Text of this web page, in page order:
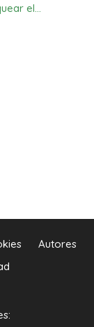
el…
Autores